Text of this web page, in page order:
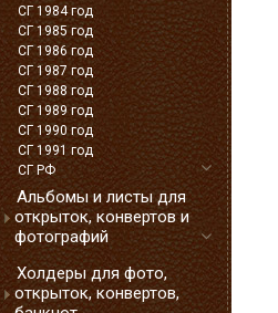
СГ 1984 год
СГ 1985 год
СГ 1986 год
СГ 1987 год
СГ 1988 год
СГ 1989 год
СГ 1990 год
СГ 1991 год
СГ РФ
Альбомы и листы для
открыток, конвертов и
фотографий
Холдеры для фото,
открыток, конвертов,